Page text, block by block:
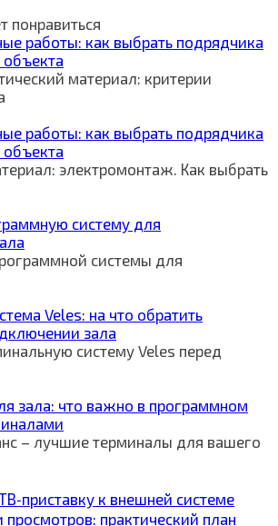
работы: как выбрать подрядчика
объекта
материал: критерии
работы: как выбрать подрядчика
объекта
электромонтаж. Как выбрать
систему для
системы для
Veles: на что обратить
зала
систему Veles перед
зала: что важно в программном
– лучшие терминалы для вашего
к внешней системе
просмотров: практический план